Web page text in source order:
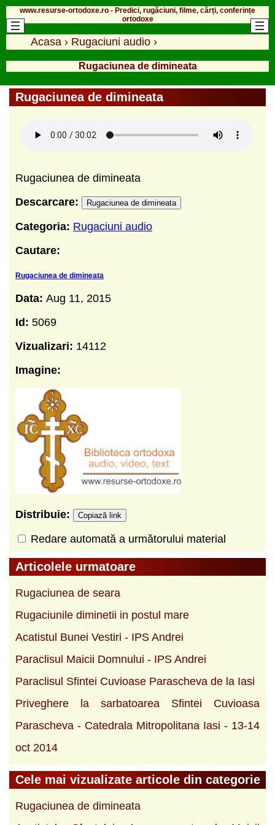
www.resurse-ortodoxe.ro - Predici, rugăciuni, filme, cărți, conferințe
ortodoxe
Acasa › Rugaciuni audio ›
Rugaciunea de dimineata
Rugaciunea de dimineata
Rugaciunea de dimineata
Descarcare:
Rugaciunea de dimineata
Categoria: Rugaciuni audio
Cautare:
Rugaciunea de dimineata
Data: Aug 11, 2015
Id: 5069
Vizualizari: 14112
Imagine:
Distribuie: Copiază link
Redare automată a următorului material
Articolele urmatoare
Rugaciunea de seara
Rugaciunile diminetii in postul mare
Acatistul Bunei Vestiri - IPS Andrei
Paraclisul Maicii Domnului - IPS Andrei
Paraclisul Sfintei Cuvioase Parascheva de la Iasi
Priveghere la sarbatoarea Sfintei Cuvioasa
Parascheva - Catedrala Mitropolitana Iasi - 13-14
oct 2014
Cele mai vizualizate articole din categorie
Rugaciunea de dimineata